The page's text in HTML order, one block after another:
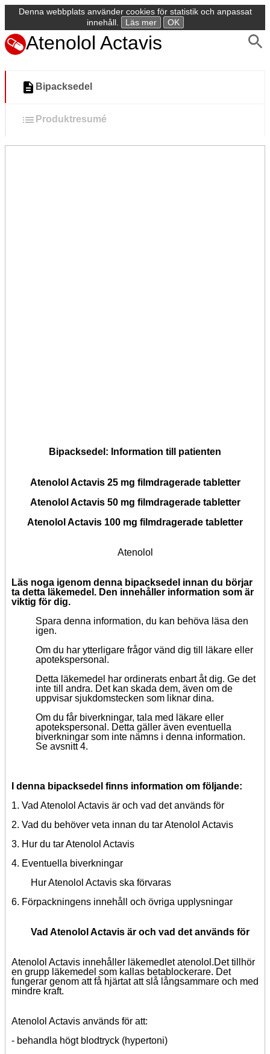
Denna webbplats använder cookies för statistik och anpassat
innehåll.
Läs mer OK
Atenolol Actavis
Bipacksedel
Produktresumé
Bipacksedel: Information till patienten
Atenolol Actavis 25 mg filmdragerade tabletter
Atenolol Actavis 50 mg filmdragerade tabletter
Atenolol Actavis 100 mg filmdragerade tabletter
Atenolol
Läs noga igenom denna bipacksedel innan du börjar
ta detta läkemedel. Den innehåller information som är
viktig för dig.
Spara denna information, du kan behöva läsa den
igen.
Om du har ytterligare frågor vänd dig till läkare eller
apotekspersonal.
Detta läkemedel har ordinerats enbart åt dig. Ge det
inte till andra. Det kan skada dem, även om de
uppvisar sjukdomstecken som liknar dina.
Om du får biverkningar, tala med läkare eller
apotekspersonal. Detta gäller även eventuella
biverkningar som inte nämns i denna information.
Se avsnitt 4.
I denna bipacksedel finns information om följande:
1. Vad Atenolol Actavis är och vad det används för
2. Vad du behöver veta innan du tar Atenolol Actavis
3. Hur du tar Atenolol Actavis
4. Eventuella biverkningar
Hur Atenolol Actavis ska förvaras
6. Förpackningens innehåll och övriga upplysningar
Vad Atenolol Actavis är och vad det används för
Atenolol Actavis innehåller läkemedlet atenolol.Det tillhör
en grupp läkemedel som kallas betablockerare. Det
fungerar genom att få hjärtat att slå långsammare och med
mindre kraft.
Atenolol Actavis används för att:
- behandla högt blodtryck (hypertoni)